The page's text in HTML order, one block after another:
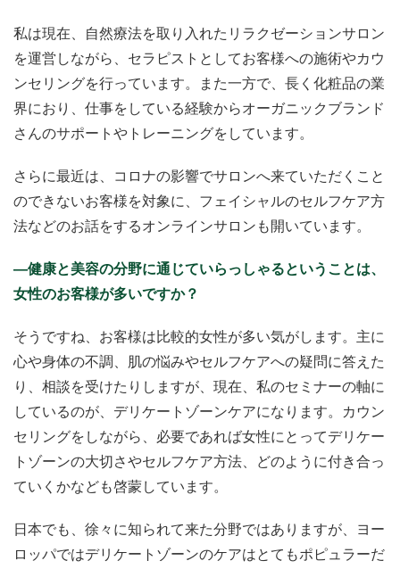
私は現在、自然療法を取り入れたリラクゼーションサロン
を運営しながら、セラピストとしてお客様への施術やカウ
ンセリングを行っています。また一方で、長く化粧品の業
界におり、仕事をしている経験からオーガニックブランド
さんのサポートやトレーニングをしています。
さらに最近は、コロナの影響でサロンへ来ていただくこと
のできないお客様を対象に、フェイシャルのセルフケア方
法などのお話をするオンラインサロンも開いています。
―健康と美容の分野に通じていらっしゃるということは、
女性のお客様が多いですか？
そうですね、お客様は比較的女性が多い気がします。主に
心や身体の不調、肌の悩みやセルフケアへの疑問に答えた
り、相談を受けたりしますが、現在、私のセミナーの軸に
しているのが、デリケートゾーンケアになります。カウン
セリングをしながら、必要であれば女性にとってデリケー
トゾーンの大切さやセルフケア方法、どのように付き合っ
ていくかなども啓蒙しています。
日本でも、徐々に知られて来た分野ではありますが、ヨー
ロッパではデリケートゾーンのケアはとてもポピュラーだ